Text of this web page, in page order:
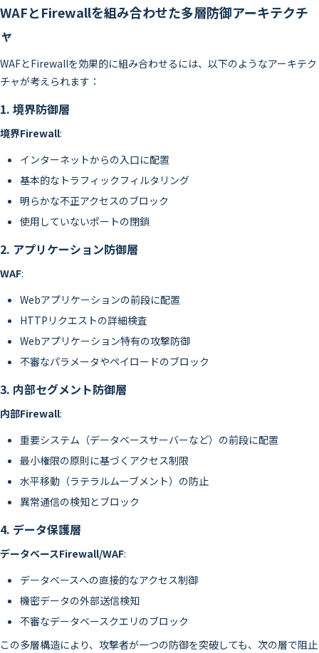
WAFとFirewallを組み合わせた多層防御アーキテクチ
ャ
WAFとFirewallを効果的に組み合わせるには、以下のようなアーキテク
チャが考えられます：
1. 境界防御層
境界Firewall:
インターネットからの入口に配置
基本的なトラフィックフィルタリング
明らかな不正アクセスのブロック
使用していないポートの閉鎖
2. アプリケーション防御層
WAF:
Webアプリケーションの前段に配置
HTTPリクエストの詳細検査
Webアプリケーション特有の攻撃防御
不審なパラメータやペイロードのブロック
3. 内部セグメント防御層
内部Firewall:
重要システム（データベースサーバーなど）の前段に配置
最小権限の原則に基づくアクセス制限
水平移動（ラテラルムーブメント）の防止
異常通信の検知とブロック
4. データ保護層
データベースFirewall/WAF:
データベースへの直接的なアクセス制御
機密データの外部送信検知
不審なデータベースクエリのブロック
この多層構造により、攻撃者が一つの防御を突破しても、次の層で阻止